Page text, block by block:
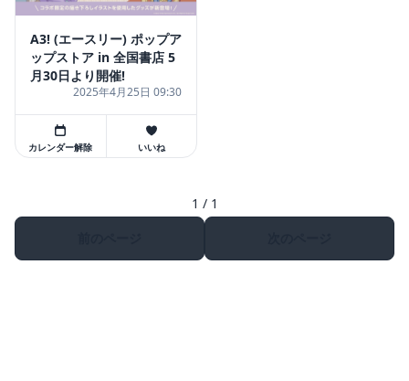
A3! (エースリー) ポップア
ップストア in 全国書店 5
月30日より開催!
2025年4月25日 09:30
カレンダー解除 いいね
1 / 1